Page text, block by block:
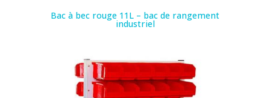
Bac à bec rouge 11L – bac de rangement
industriel